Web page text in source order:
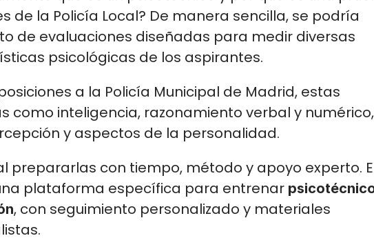
de la Policía Local? De manera sencilla, se podría
de evaluaciones diseñadas para medir diversas
psicológicas de los aspirantes.
a la Policía Municipal de Madrid, estas
como inteligencia, razonamiento verbal y numérico,
y aspectos de la personalidad.
plataforma específica para entrenar
, con seguimiento personalizado y materiales